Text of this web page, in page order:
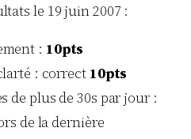
le 19 juin 2007 :
: 10pts
: correct 10pts
de plus de 30s par jour :
de la dernière